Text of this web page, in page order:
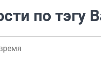
по тэгу